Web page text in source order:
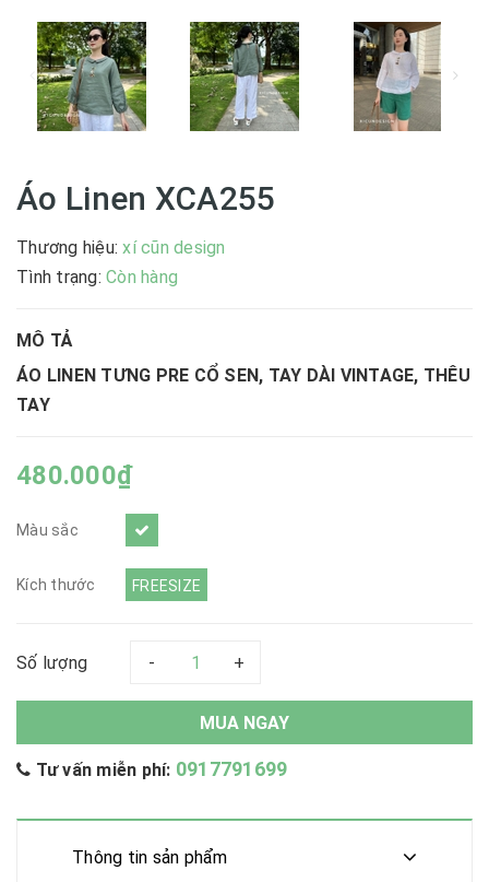
Áo Linen XCA255
Thương hiệu:xí cũn design
|
Tình trạng: Còn hàng
MÔ TẢ
ÁO LINEN TƯNG PRE CỔ SEN, TAY DÀI VINTAGE, THÊU
TAY
480.000₫
Màu sắc
Kích thước FREESIZE
Số lượng +
-
MUA NGAY
Tư vấn miễn phí: 0917791699
Thông tin sản phẩm